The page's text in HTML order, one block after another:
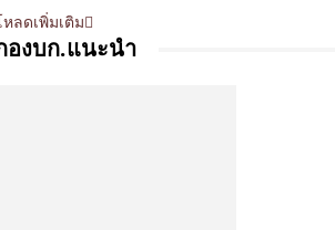
หลดเพิ่มเติม
องบก.แนะนำ